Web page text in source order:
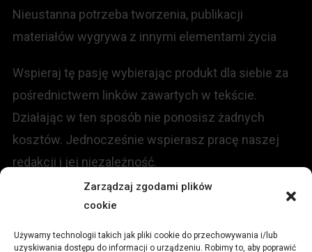
Zarządzaj zgodami plików
cookie
Używamy technologii takich jak pliki cookie do przechowywania i/lub
uzyskiwania dostępu do informacji o urządzeniu. Robimy to, aby poprawić
Nieustanna potrzeba tworzenia, publikacji
materiałów wygrywa z innymi elementami życia
Wspieraj tę pasję wybierając produkt dla siebie za
pośrednictwem linków zawartych w tekście.
Działając w ten sposób nie ponosisz żadnych
kosztów. Jednocześnie wspierasz pracę naszej
redakcji i jej niezależność.
Redakcja portalu: